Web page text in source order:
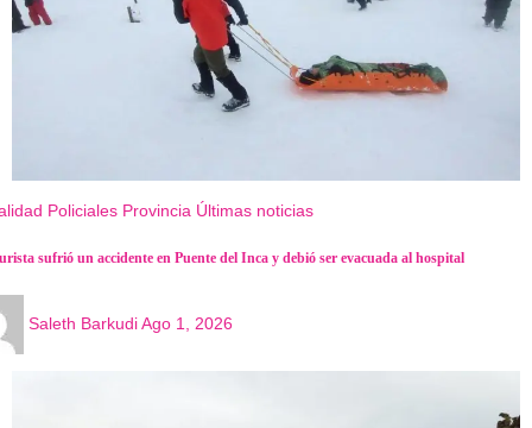
Policiales Provincia Últimas noticias
sufrió un accidente en Puente del Inca y debió ser evacuada al hospital
Saleth BarkudiAgo 1, 2026